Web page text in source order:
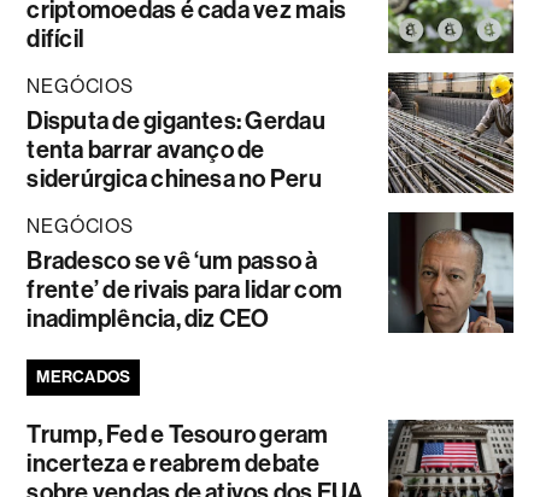
criptomoedas é cada vez mais
difícil
NEGÓCIOS
Disputa de gigantes: Gerdau
tenta barrar avanço de
siderúrgica chinesa no Peru
NEGÓCIOS
Bradesco se vê ‘um passo à
frente’ de rivais para lidar com
inadimplência, diz CEO
MERCADOS
Trump, Fed e Tesouro geram
incerteza e reabrem debate